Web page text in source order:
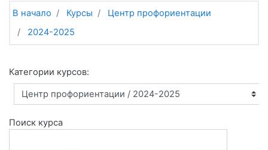
В начало Курсы
Центр профориентации
2024-2025
Категории курсов:
Поиск курса